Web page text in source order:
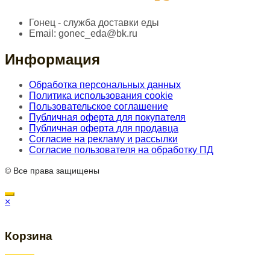
Гонец - служба доставки еды
Email: gonec_eda@bk.ru
Информация
Обработка персональных данных
Политика использования cookie
Пользовательское соглашение
Публичная оферта для покупателя
Публичная оферта для продавца
Согласие на рекламу и рассылки
Согласие пользователя на обработку ПД
© Все права защищены
×
Корзина